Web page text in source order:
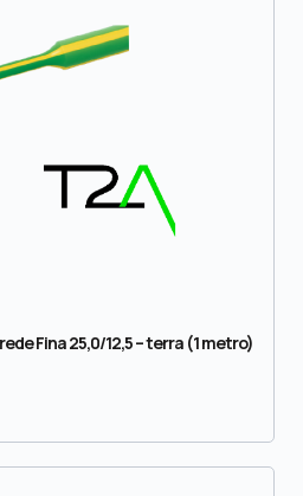
Fina 25,0/12,5 – terra (1 metro)